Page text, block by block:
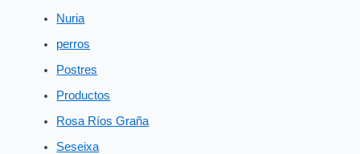
Nuria
perros
Postres
Productos
Rosa Ríos Graña
Seseixa